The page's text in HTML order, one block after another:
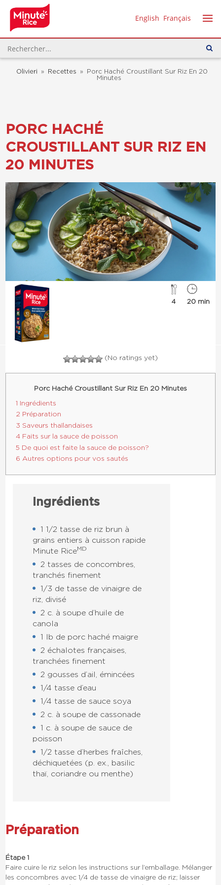
English Français
Olivieri » Recettes » Porc Haché Croustillant Sur Riz En 20
Minutes
PORC HACHÉ
CROUSTILLANT SUR RIZ EN
20 MINUTES
4 20 min
(No ratings yet)
Porc Haché Croustillant Sur Riz En 20 Minutes
1 Ingrédients
2 Préparation
3 Saveurs thaïlandaises
4 Faits sur la sauce de poisson
5 De quoi est faite la sauce de poisson?
6 Autres options pour vos sautés
Ingrédients
1 1/2 tasse de riz brun à
grains entiers à cuisson rapide
Minute RiceMD
2 tasses de concombres,
tranchés finement
1/3 de tasse de vinaigre de
riz, divisé
2 c. à soupe d’huile de
canola
1 lb de porc haché maigre
2 échalotes françaises,
tranchées finement
2 gousses d’ail, émincées
1/4 tasse d’eau
1/4 tasse de sauce soya
2 c. à soupe de cassonade
1 c. à soupe de sauce de
poisson
1/2 tasse d’herbes fraîches,
déchiquetées (p. ex., basilic
thaï, coriandre ou menthe)
Préparation
Étape 1
Faire cuire le riz selon les instructions sur l’emballage. Mélanger
les concombres avec 1/4 de tasse de vinaigre de riz; laisser